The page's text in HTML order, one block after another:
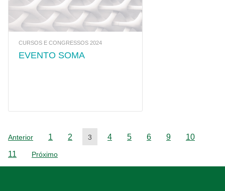
CURSOS E CONGRESSOS 2024
EVENTO SOMA
Anterior 1 2 3 4 5 6 9
10
11
Próximo